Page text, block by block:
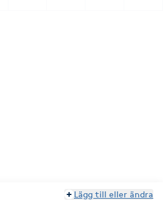
Lägg till eller ändra